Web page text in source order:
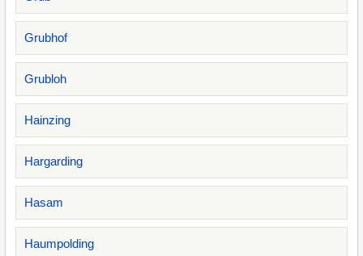
Grubhof
Grubloh
Hainzing
Hargarding
Hasam
Haumpolding